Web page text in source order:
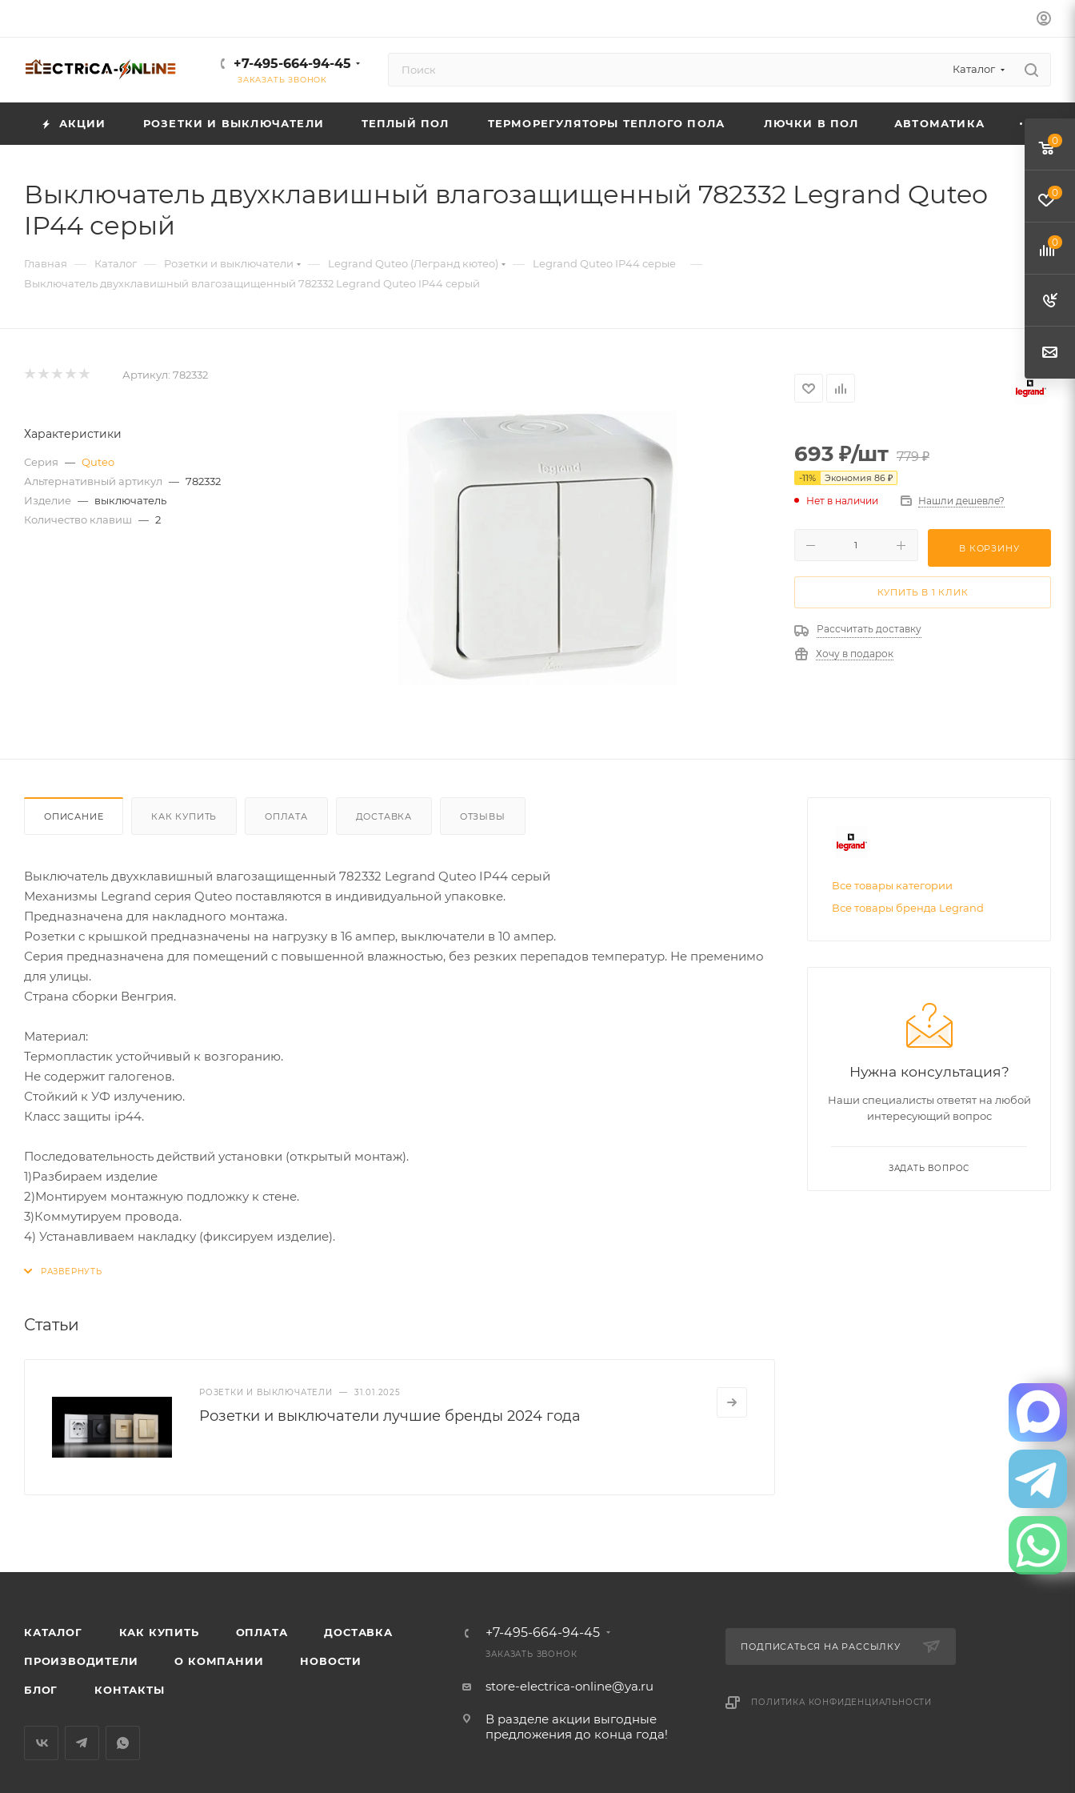
+7-495-664-94-45
ЗАКАЗАТЬ ЗВОНОК
Каталог
АКЦИИ РОЗЕТКИ И ВЫКЛЮЧАТЕЛИ ТЕПЛЫЙ ПОЛ ТЕРМОРЕГУЛЯТОРЫ ТЕПЛОГО ПОЛА ЛЮЧКИ В ПОЛ АВТОМАТИКА
Выключатель двухклавишный влагозащищенный 782332 Legrand Quteo
IP44 серый
Главная — Каталог — Розетки и выключатели — Legrand Quteo (Легранд кютео) — Legrand Quteo IP44 серые —
Выключатель двухклавишный влагозащищенный 782332 Legrand Quteo IP44 серый
Артикул: 782332
Характеристики
Серия — Quteo
Альтернативный артикул — 782332
Изделие — выключатель
Количество клавиш — 2
693 ₽/шт 779₽
-11% Экономия 86 ₽
Нет в наличии Нашли дешевле?
В КОРЗИНУ
КУПИТЬ В 1 КЛИК
Рассчитать доставку
Хочу в подарок
ОПИСАНИЕ КАК КУПИТЬ ОПЛАТА ДОСТАВКА ОТЗЫВЫ
Выключатель двухклавишный влагозащищенный 782332 Legrand Quteo IP44 серый
Механизмы Legrand серия Quteo поставляются в индивидуальной упаковке.
Предназначена для накладного монтажа.
Розетки с крышкой предназначены на нагрузку в 16 ампер, выключатели в 10 ампер.
Серия предназначена для помещений с повышенной влажностью, без резких перепадов температур. Не пременимо
для улицы.
Страна сборки Венгрия.
Материал:
Термопластик устойчивый к возгоранию.
Не содержит галогенов.
Стойкий к УФ излучению.
Класс защиты ip44.
Последовательность действий установки (открытый монтаж).
1)Разбираем изделие
2)Монтируем монтажную подложку к стене.
3)Коммутируем провода.
4) Устанавливаем накладку (фиксируем изделие).
Статьи
РОЗЕТКИ И ВЫКЛЮЧАТЕЛИ — 31.01.2025
Розетки и выключатели лучшие бренды 2024 года
Все товары категории
Все товары бренда Legrand
Нужна консультация?
Наши специалисты ответят на любой
интересующий вопрос
ЗАДАТЬ ВОПРОС
КАТАЛОГ КАК КУПИТЬ ОПЛАТА ДОСТАВКА
ПРОИЗВОДИТЕЛИ О КОМПАНИИ НОВОСТИ
БЛОГ КОНТАКТЫ
+7-495-664-94-45
ЗАКАЗАТЬ ЗВОНОК
store-electrica-online@ya.ru
В разделе акции выгодные
предложения до конца года!
ПОДПИСАТЬСЯ НА РАССЫЛКУ
ПОЛИТИКА КОНФИДЕНЦИАЛЬНОСТИ
0
0
0